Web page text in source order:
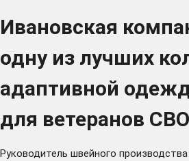
Ивановская
одну из лучших
адаптивной
для ветеранов СВО
Руководитель швейного